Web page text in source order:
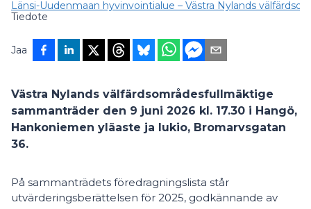
Länsi-Uudenmaan hyvinvointialue – Västra Nylands
Tiedote
Jaa
Västra Nylands välfärdsområdesfullmäktige
sammanträder den 9 juni 2026 kl. 17.30 i Hangö,
Hankoniemen yläaste ja lukio, Bromarvsgatan
36.
På sammanträdets föredragningslista står
utvärderingsberättelsen för 2025, godkännande av